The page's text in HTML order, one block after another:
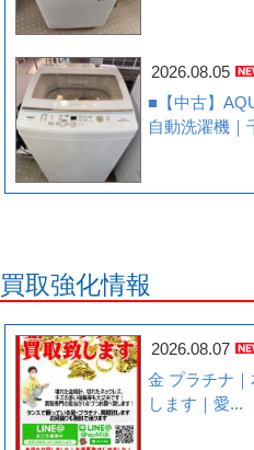
2026.08.05
■【中古】
自動洗濯機｜
買取強化情報
2026.08.07
金 プラチナ
します｜愛...